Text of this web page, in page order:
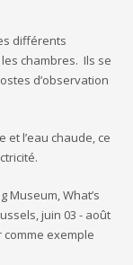
différents
chambres. Ils se
d’observation
l’eau chaude, ce
Museum, What’s
juin 03 - août
comme exemple